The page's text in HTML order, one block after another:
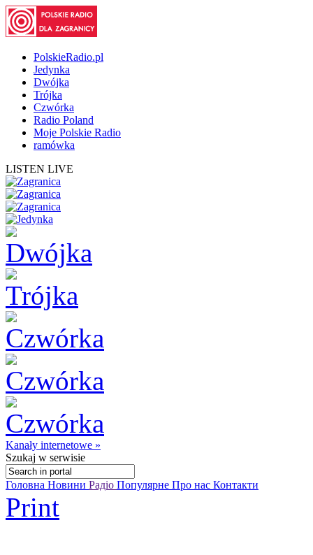
PolskieRadio.pl
Jedynka
Dwójka
Trójka
Czwórka
Radio Poland
Moje Polskie Radio
ramówka
LISTEN LIVE
Kanały internetowe »
Szukaj w serwisie
Головна Новини Радіо Популярне Про нас Контакти
Print